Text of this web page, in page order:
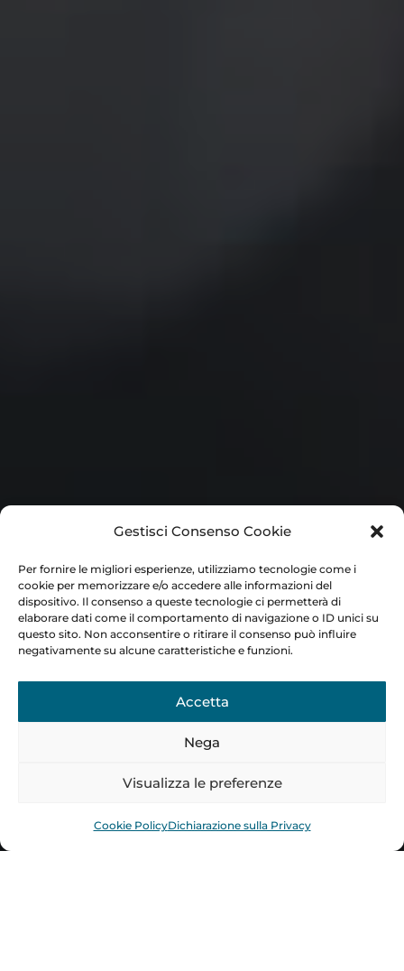
Gestisci Consenso Cookie
Per fornire le migliori esperienze, utilizziamo tecnologie come i
cookie per memorizzare e/o accedere alle informazioni del
dispositivo. Il consenso a queste tecnologie ci permetterà di
elaborare dati come il comportamento di navigazione o ID unici su
questo sito. Non acconsentire o ritirare il consenso può influire
negativamente su alcune caratteristiche e funzioni.
Accetta
Nega
Visualizza le preferenze
Cookie PolicyDichiarazione sulla Privacy